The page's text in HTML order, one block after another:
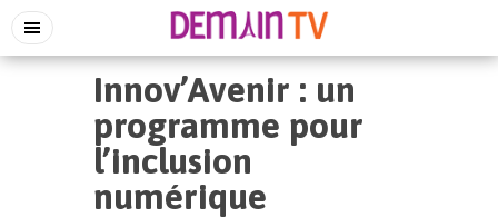
Innov’Avenir : un
programme pour
l’inclusion
numérique